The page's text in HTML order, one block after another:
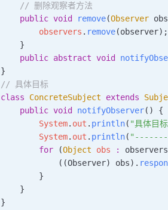
    // 删除观察者方法
    public
void remove(Observer
        observers
. remove(observer);
    }
    public
abstract void
}
// 具体目标
class ConcreteSubject extends
    public
void notifyObserver()
{
        System
. out . println( "具体目
        System
. out . println(
        for
(Object obs :
            ((Observer) obs).
        }
    }
}